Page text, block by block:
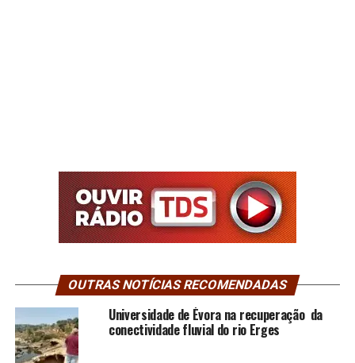
OUTRAS NOTÍCIAS RECOMENDADAS
Universidade de Évora na recuperação da
conectividade fluvial do rio Erges